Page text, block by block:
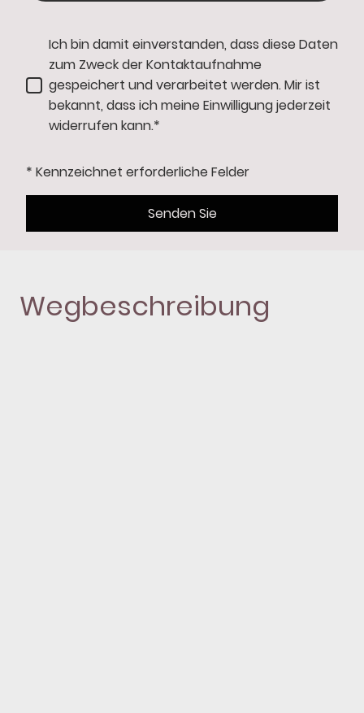
Ich bin damit einverstanden, dass diese Daten
zum Zweck der Kontaktaufnahme
gespeichert und verarbeitet werden. Mir ist
bekannt, dass ich meine Einwilligung jederzeit
widerrufen kann.*
* Kennzeichnet erforderliche Felder
Senden Sie
Wegbeschreibung